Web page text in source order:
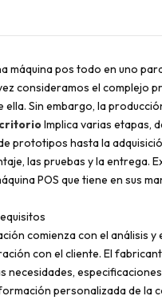
máquina pos todo en uno
consideramos el complejo
Sin embargo, la
Implica varias etapas,
prototipos hasta la
las pruebas y la entrega.
POS que tiene en sus
comienza con el análisis y
con el cliente. El
necesidades,
personalizada de la